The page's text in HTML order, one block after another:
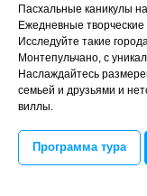
Пасхальные каникулы
Ежедневные
Исследуйте такие
Монтепульчано, с
Наслаждайтесь
семьей и друзьями и
виллы.
Программа тура